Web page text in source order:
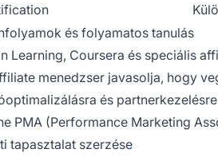
és folyamatos tanulás
Learning, Coursera és speciális
menedzser javasolja, hogy
és
PMA (Performance Marketing
tapasztalat szerzése